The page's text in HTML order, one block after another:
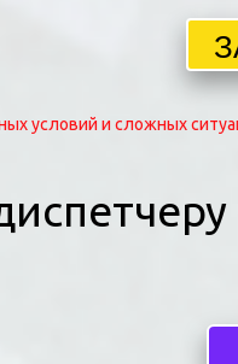
условий и сложных